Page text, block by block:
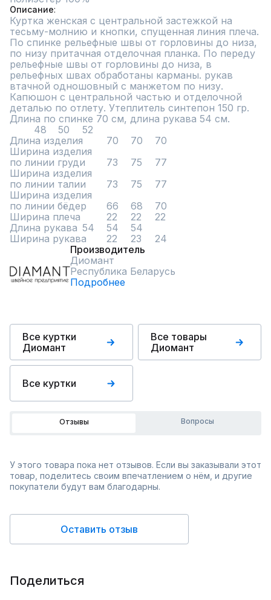
Описание
Куртка женская с центральной застежкой на
тесьму-молнию и кнопки, спущенная линия плеча.
По спинке рельефные швы от горловины до низа,
по низу притачная отделочная планка. По переду
рельефные швы от горловины до низа, в
рельефных швах обработаны карманы. рукав
втачной одношовный с манжетом по низу.
Капюшон с центральной частью и отделочной
деталью по отлету. Утеплитель синтепон 150 гр.
Длина по спинке 70 см, длина рукава 54 см.
Длина изделия	70	70	70
Ширина изделия
по линии груди	73	75	77
Ширина изделия
по линии талии	73	75	77
Ширина изделия
по линии бёдер	66	68	70
Ширина плеча 	22	22	22
Длина рукава	54	54	54
Ширина рукава	22	23	24
Производитель
Диомант
Республика Беларусь
Подробнее
Все куртки
Диомант
Все товары
Диомант
Все куртки
Отзывы Вопросы
У этого товара пока нет отзывов. Если вы заказывали этот
товар, поделитесь своим впечатлением о нём, и другие
покупатели будут вам благодарны.
Оставить отзыв
Поделиться